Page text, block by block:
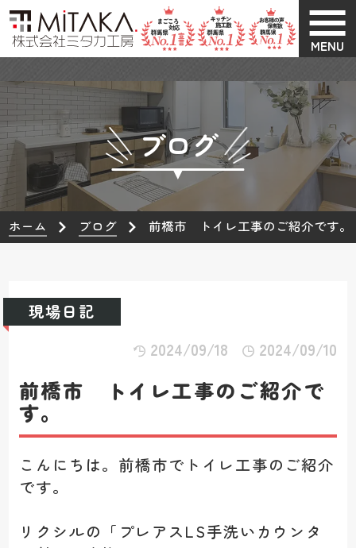
MENU
ブログ
ホーム ブログ 前橋市 トイレ工事のご紹介です。
現場日記
2024/09/18
2024/09/10
前橋市 トイレ工事のご紹介で
す。
こんにちは。前橋市でトイレ工事のご紹介
です。
リクシルの「プレアスLS手洗いカウンタ